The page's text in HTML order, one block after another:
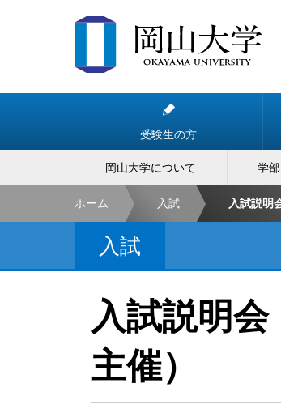
受験生の方
岡山大学について 学
ホーム 入試 入試説明
入試
入試説明
主催）